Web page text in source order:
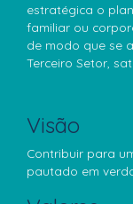
estratégica o
familiar ou
de modo que se
Terceiro Setor,
Visão
Contribuir para
pautado em